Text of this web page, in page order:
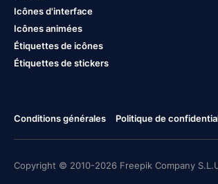
Icônes d'interface
Icônes animées
Étiquettes de icônes
Étiquettes de stickers
Conditions générales Politique de
Copyright © 2010-2026 Freepik Company